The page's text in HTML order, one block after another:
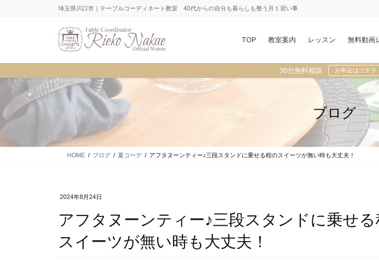
に
移
ョ
ン
動
埼玉県川口市｜テーブルコーディネート教室 40代からの自分も暮らしも整う月１習い事
TOP 教室案内 レッスン 無料動画
30分無料相談 お申込はコチラ
ブログ
HOME ブログ 夏コーデ アフタヌーンティー♪三段スタンドに乗せる程のスイーツが無い時も大丈夫！
2024年8月24日
アフタヌーンティー♪三段スタンドに乗せる程の
スイーツが無い時も大丈夫！